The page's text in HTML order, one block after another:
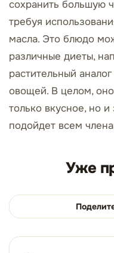
сохранить большую
требуя
масла. Это блюдо
различные диеты,
растительный
овощей. В целом,
только вкусное, но
подойдет всем
Уже